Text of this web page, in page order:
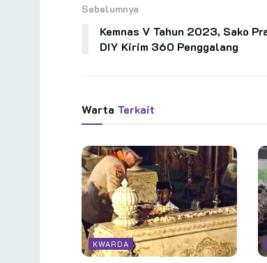
Sebelumnya
Kemnas V Tahun 2023, Sako
DIY Kirim 360 Penggalang
Warta Terkait
KWARDA